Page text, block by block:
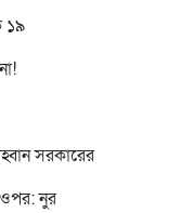
১৯
সরকারের
ওপর: নুর